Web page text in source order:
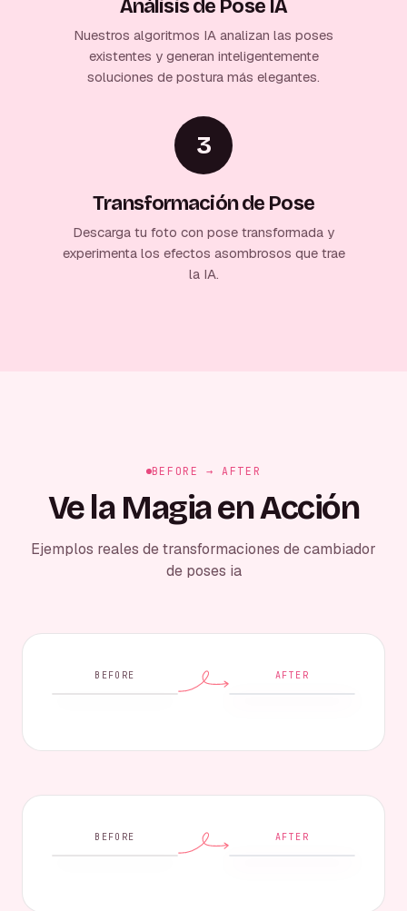
Análisis de Pose IA
Nuestros algoritmos IA analizan las poses
existentes y generan inteligentemente
soluciones de postura más elegantes.
3
Transformación de Pose
Descarga tu foto con pose transformada y
experimenta los efectos asombrosos que trae
la IA.
BEFORE → AFTER
Ve la Magia en Acción
Ejemplos reales de transformaciones de cambiador
de poses ia
BEFORE AFTER
BEFORE AFTER